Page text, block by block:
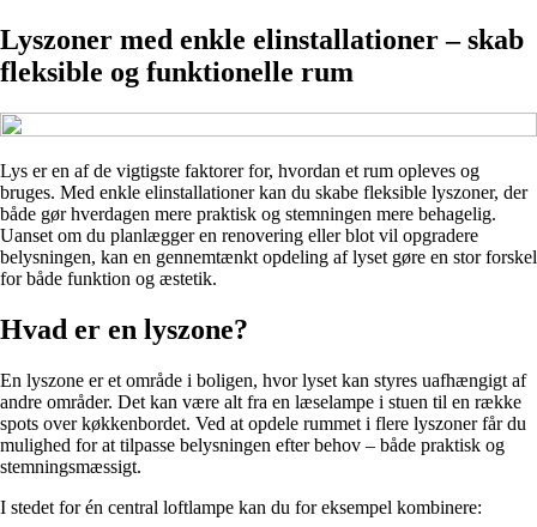
Lyszoner med enkle elinstallationer – skab
fleksible og funktionelle rum
Lys er en af de vigtigste faktorer for, hvordan et rum opleves og
bruges. Med enkle elinstallationer kan du skabe fleksible lyszoner, der
både gør hverdagen mere praktisk og stemningen mere behagelig.
Uanset om du planlægger en renovering eller blot vil opgradere
belysningen, kan en gennemtænkt opdeling af lyset gøre en stor forskel
for både funktion og æstetik.
Hvad er en lyszone?
En lyszone er et område i boligen, hvor lyset kan styres uafhængigt af
andre områder. Det kan være alt fra en læselampe i stuen til en række
spots over køkkenbordet. Ved at opdele rummet i flere lyszoner får du
mulighed for at tilpasse belysningen efter behov – både praktisk og
stemningsmæssigt.
I stedet for én central loftlampe kan du for eksempel kombinere: